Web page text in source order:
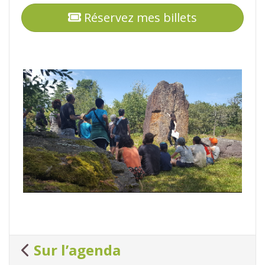
Réservez mes billets
Photos
Sur l’agenda